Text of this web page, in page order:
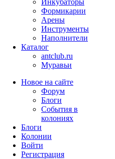
Инкубаторы
Формикарии
Арены
Инструменты
Наполнители
Каталог
antclub.ru
Муравьи
Новое на сайте
Форум
Блоги
События в
колониях
Блоги
Колонии
Войти
Peгиcтpaция